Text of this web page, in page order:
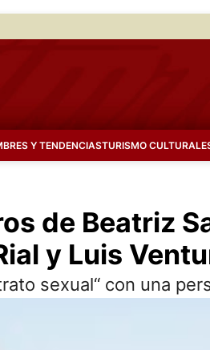
Y TENDENCIASTURISMO CULTURAL
de Beatriz
y Luis
sexual“ con una